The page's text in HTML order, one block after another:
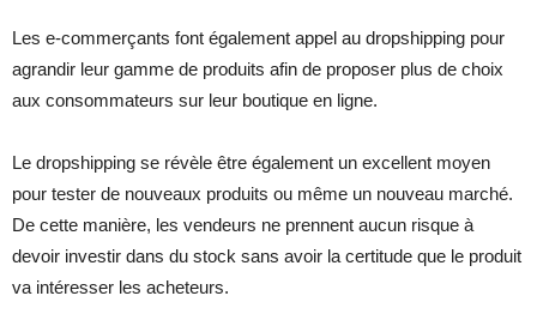
Les e-commerçants font également appel au dropshipping pour
agrandir leur gamme de produits afin de proposer plus de choix
aux consommateurs sur leur boutique en ligne.
Le dropshipping se révèle être également un excellent moyen
pour tester de nouveaux produits ou même un nouveau marché.
De cette manière, les vendeurs ne prennent aucun risque à
devoir investir dans du stock sans avoir la certitude que le produit
va intéresser les acheteurs.